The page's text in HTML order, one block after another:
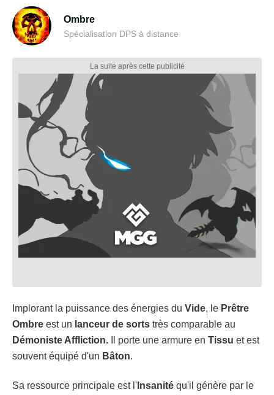
Ombre
Spécialisation DPS à distance
Implorant la puissance des énergies du Vide, le Prêtre
Ombre est un lanceur de sorts très comparable au
Démoniste Affliction. Il porte une armure en Tissu et est
souvent équipé d'un Bâton.
Sa ressource principale est l' Insanité qu'il génère par le